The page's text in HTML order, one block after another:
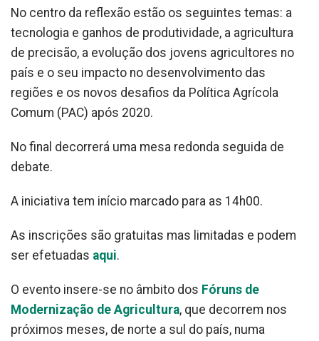
No centro da reflexão estão os seguintes temas: a
tecnologia e ganhos de produtividade, a agricultura
de precisão, a evolução dos jovens agricultores no
país e o seu impacto no desenvolvimento das
regiões e os novos desafios da Política Agrícola
Comum (PAC) após 2020.
No final decorrerá uma mesa redonda seguida de
debate.
A iniciativa tem início marcado para as 14h00.
As inscrições são gratuitas mas limitadas e podem
ser efetuadas aqui.
O evento insere-se no âmbito dos Fóruns de
Modernização de Agricultura, que decorrem nos
próximos meses, de norte a sul do país, numa